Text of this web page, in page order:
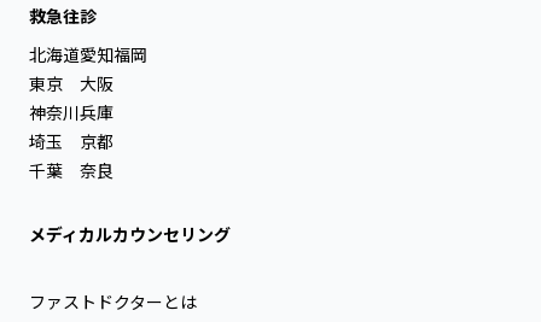
救急往診
北海道
東京
神奈川
埼玉
千葉
愛知
大阪
兵庫
京都
奈良
福岡
メディカルカウンセリング
ファストドクターとは